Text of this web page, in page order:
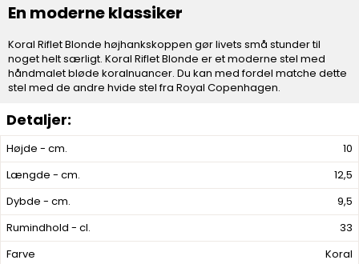
Højde - cm.
10
Længde - cm.
12,5
Dybde - cm.
9,5
Rumindhold - cl.
33
Farve
Koral
En moderne klassiker
Koral Riflet Blonde højhankskoppen gør livets små stunder til
noget helt særligt. Koral Riflet Blonde er et moderne stel med
håndmalet bløde koralnuancer. Du kan med fordel matche dette
stel med de andre hvide stel fra Royal Copenhagen.